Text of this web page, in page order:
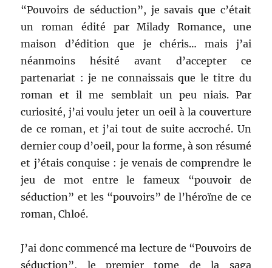
“Pouvoirs de séduction”, je savais que c’était
un roman édité par Milady Romance, une
maison d’édition que je chéris… mais j’ai
néanmoins hésité avant d’accepter ce
partenariat : je ne connaissais que le titre du
roman et il me semblait un peu niais. Par
curiosité, j’ai voulu jeter un oeil à la couverture
de ce roman, et j’ai tout de suite accroché. Un
dernier coup d’oeil, pour la forme, à son résumé
et j’étais conquise : je venais de comprendre le
jeu de mot entre le fameux “pouvoir de
séduction” et les “pouvoirs” de l’héroïne de ce
roman, Chloé.
J’ai donc commencé ma lecture de “Pouvoirs de
séduction”, le premier tome de la saga